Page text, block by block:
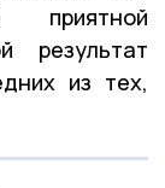
результат
из тех,